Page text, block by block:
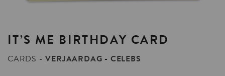
IT’S ME BIRTHDAY CARD
CARDS VERJAARDAG
CELEBS